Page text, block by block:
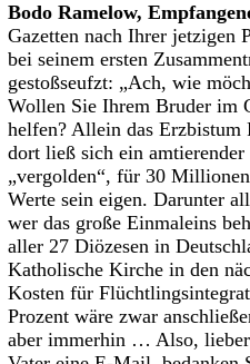
Bodo Ramelow,
Gazetten nach Ihrer jetzigen
bei seinem ersten
gestoßseufzt: „Ach, wie
Wollen Sie Ihrem Bruder im
helfen? Allein das Erzbistum
dort ließ sich ein
„vergolden“, für 30
Werte sein eigen. Darunter
wer das große Einmaleins
aller 27 Diözesen in
Katholische Kirche in den
Kosten für
Prozent wäre zwar
aber immerhin … Also,